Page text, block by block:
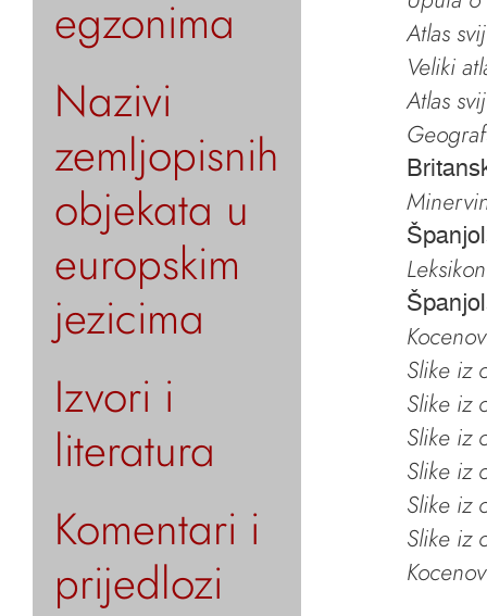
egzonima
Nazivi
zemljopisnih
objekata u
europskim
jezicima
Izvori i
literatura
Komentari i
prijedlozi
Atlas
Veliki
Atlas
Slike iz
Slike iz
Slike iz
Slike iz
Slike iz
Slike iz